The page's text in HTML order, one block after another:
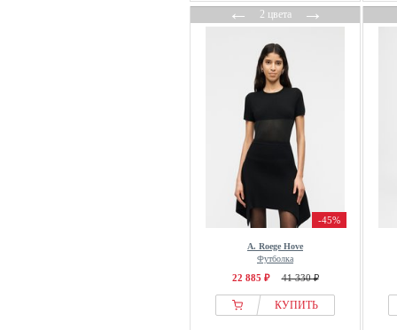
←2 цвета→
-45%
A. Roege Hove
Футболка
22 885 ₽ 41 330 ₽
КУПИТЬ